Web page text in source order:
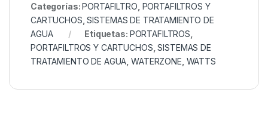
Categorías:PORTAFILTRO PORTAFILTROS Y
CARTUCHOS ,SISTEMAS DE TRATAMIENTO DE
AGUA
Etiquetas: PORTAFILTROS
PORTAFILTROS Y CARTUCHOS ,SISTEMAS DE
TRATAMIENTO DE AGUA ,WATERZONE WATTS